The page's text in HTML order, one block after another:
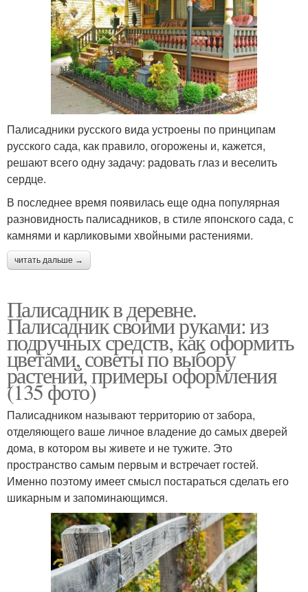
Палисадники русского вида устроены по принципам
русского сада, как правило, огорожены и, кажется,
решают всего одну задачу: радовать глаз и веселить
сердце.
В последнее время появилась еще одна популярная
разновидность палисадников, в стиле японского сада, с
камнями и карликовыми хвойными растениями.
читать дальше →
Палисадник в деревне.
Палисадник своими руками: из
подручных средств, как оформить
цветами, советы по выбору
растений, примеры оформления
(135 фото)
Палисадником называют территорию от забора,
отделяющего ваше личное владение до самых дверей
дома, в котором вы живете и не тужите. Это
пространство самым первым и встречает гостей.
Именно поэтому имеет смысл постараться сделать его
шикарным и запоминающимся.